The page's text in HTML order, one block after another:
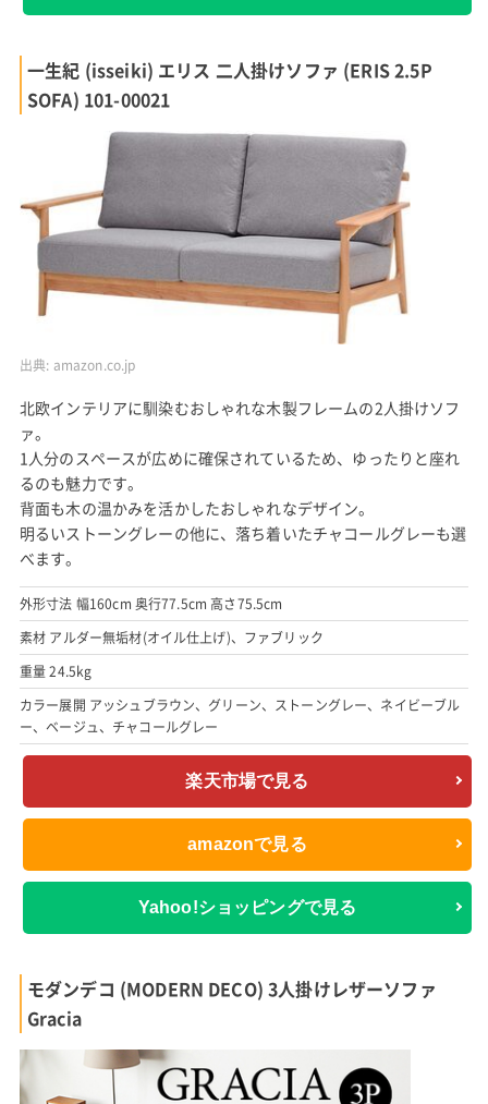
一生紀 (isseiki) エリス 二人掛けソファ (ERIS 2.5P
SOFA) 101-00021
出典: amazon.co.jp
北欧インテリアに馴染むおしゃれな木製フレームの2人掛けソフ
ァ。
1人分のスペースが広めに確保されているため、ゆったりと座れ
るのも魅力です。
背面も木の温かみを活かしたおしゃれなデザイン。
明るいストーングレーの他に、落ち着いたチャコールグレーも選
べます。
外形寸法 幅160cm 奥行77.5cm 高さ75.5cm
素材 アルダー無垢材(オイル仕上げ)、ファブリック
重量 24.5kg
カラー展開 アッシュブラウン、グリーン、ストーングレー、ネイビーブル
ー、ベージュ、チャコールグレー
楽天市場で見る
amazonで見る
Yahoo!ショッピングで見る
モダンデコ (MODERN DECO) 3人掛けレザーソファ
Gracia